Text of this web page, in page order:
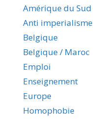
Amérique du Sud
Anti imperialisme
Belgique
Belgique / Maroc
Emploi
Enseignement
Europe
Homophobie